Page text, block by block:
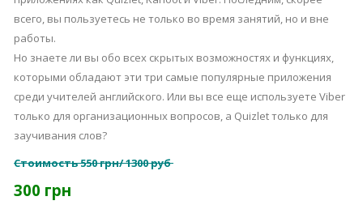
всего, вы пользуетесь не только во время занятий, но и вне
работы.
Но знаете ли вы обо всех скрытых возможностях и функциях,
которыми обладают эти три самые популярные приложения
среди учителей английского. Или вы все еще используете Viber
только для организационных вопросов, а Quizlet только для
заучивания слов?
Стоимость550 грн/ 1300 руб
300 грн